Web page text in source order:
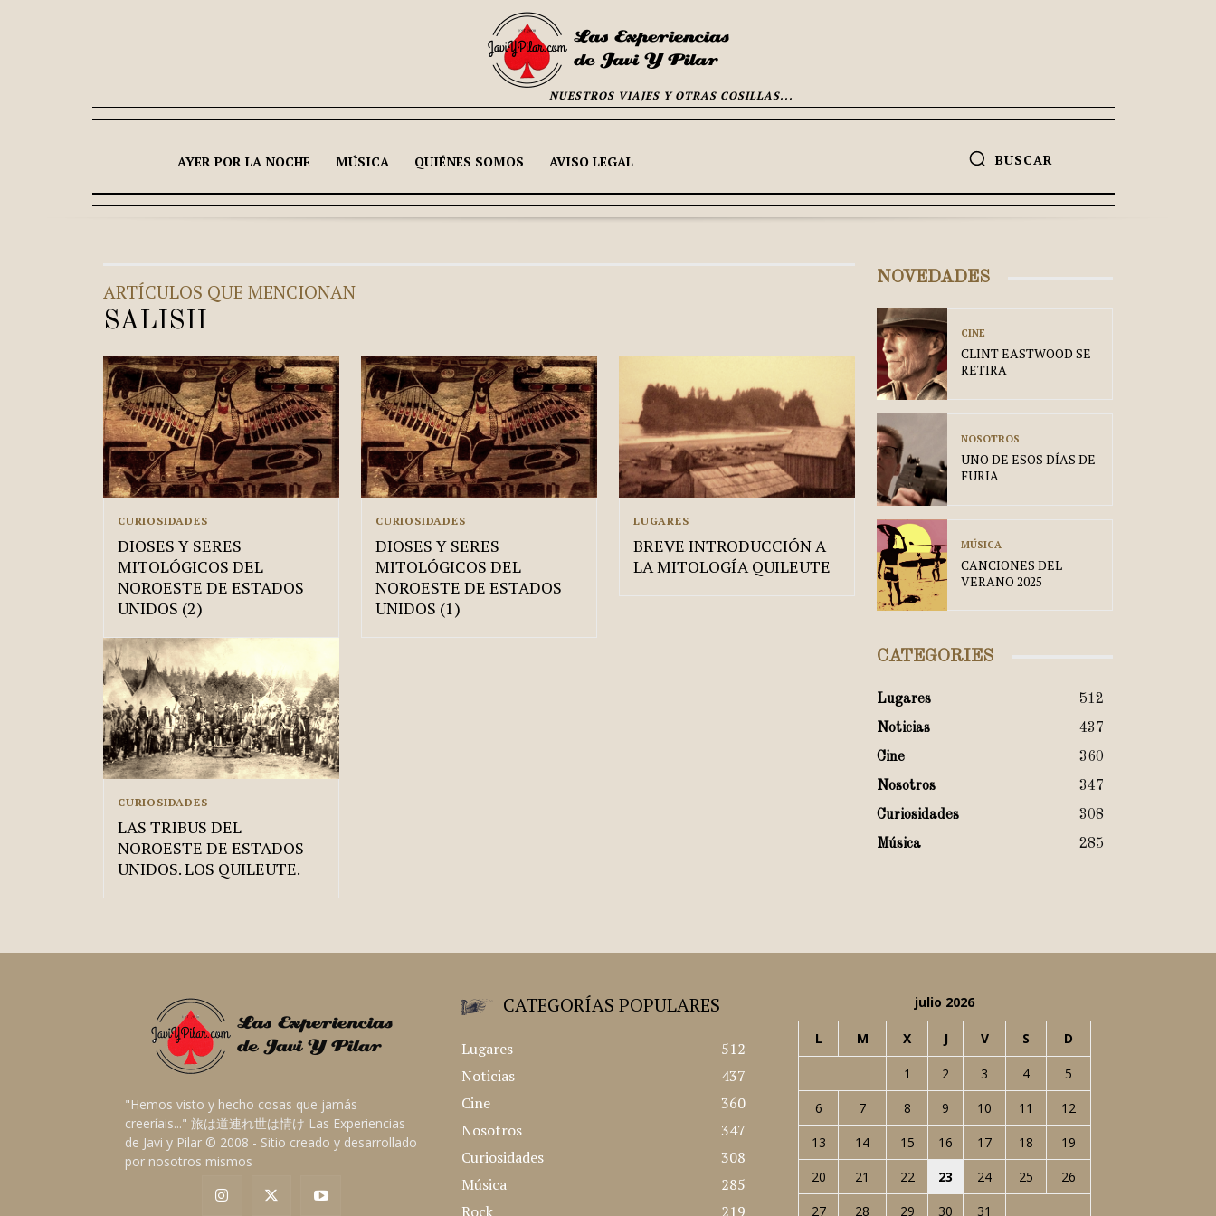
NUESTROS VIAJES Y OTRAS COSILLAS...
AYER POR LA NOCHE MÚSICA QUIÉNES SOMOS AVISO LEGAL BUSCAR
ARTÍCULOS QUE MENCIONAN
SALISH
CURIOSIDADES
DIOSES Y SERES
MITOLÓGICOS DEL
NOROESTE DE ESTADOS
UNIDOS (2)
CURIOSIDADES
DIOSES Y SERES
MITOLÓGICOS DEL
NOROESTE DE ESTADOS
UNIDOS (1)
LUGARES
BREVE INTRODUCCIÓN A
LA MITOLOGÍA QUILEUTE
CURIOSIDADES
LAS TRIBUS DEL
NOROESTE DE ESTADOS
UNIDOS. LOS QUILEUTE.
NOVEDADES
CINE
CLINT EASTWOOD SE
RETIRA
NOSOTROS
UNO DE ESOS DÍAS DE
FURIA
MÚSICA
CANCIONES DEL
VERANO 2025
CATEGORIES
Lugares
512
Noticias
437
Cine
360
Nosotros
347
Curiosidades
308
Música
285
"Hemos visto y hecho cosas que jamás
creeríais..." 旅は道連れ世は情け Las Experiencias
de Javi y Pilar © 2008 - Sitio creado y desarrollado
por nosotros mismos
CATEGORÍAS POPULARES
Lugares
512
Noticias
437
Cine
360
Nosotros
347
Curiosidades
308
Música
285
Rock
219
julio 2026
L M X J V S D
1 2 3 4
5
6
7 8 9 10 11
12
13
14 15 16 17 18
19
20
21 22 23 24 25
26
27
28 29 30 31